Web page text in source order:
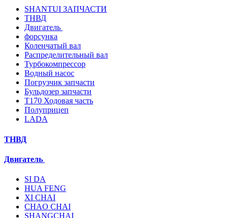
SHANTUI ЗАПЧАСТИ
ТНВД
Двигатель
форсунка
Коленчатый вал
Распределительный вал
Турбокомпрессор
Водный насос
Погрузчик запчасти
Бульдозер запчасти
T170 Ходовая часть
Полуприцеп
LADA
ТНВД
Двигатель
SI DA
HUA FENG
XI CHAI
CHAO CHAI
SHANGCHAI